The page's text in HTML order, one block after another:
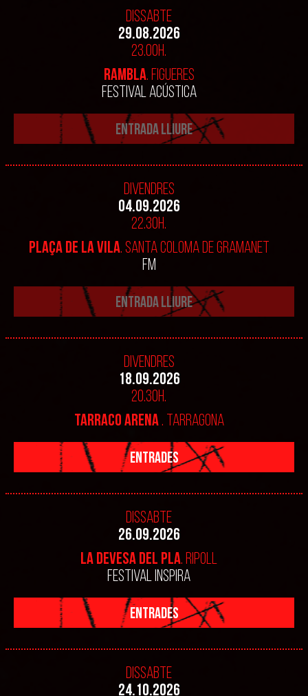
Dissabte
29.08.2026
23.00h.
RAMBLA. FIGUERES
FESTIVAL ACÚSTICA
ENTRADA LLIURE
Divendres
04.09.2026
22.30h.
PLAÇA DE LA VILA. SANTA COLOMA DE GRAMANET
FM
ENTRADA LLIURE
Divendres
18.09.2026
20.30h.
TARRACO ARENA. TARRAGONA
ENTRADES
Dissabte
26.09.2026
LA DEVESA DEL PLA. RIPOLL
FESTIVAL INSPIRA
ENTRADES
Dissabte
24.10.2026